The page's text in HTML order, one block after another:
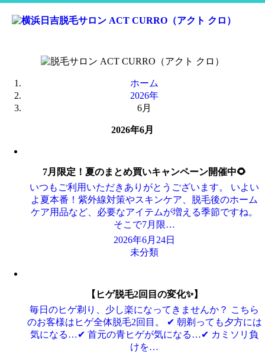
プ
ホーム
2026年
6月
2026年6月
7月限定！夏のまとめ買いキャンペーン開催中🌻
いつもご利用いただきありがとうございます。 いよい
よ夏本番！紫外線対策やスキンケア、脱毛後のホーム
ケア用品など、必要なアイテムが増える季節ですね。
そこで7月限…
2026年6月24日
未分類
【ヒゲ脱毛2回目の変化✨】
毎日のヒゲ剃り、少し楽になってきませんか？ こちら
のお客様はヒゲ全体脱毛2回目。 ✔ 朝剃っても夕方には
気になる…✔ 首元の青ヒゲが気になる…✔ カミソリ負
けを…